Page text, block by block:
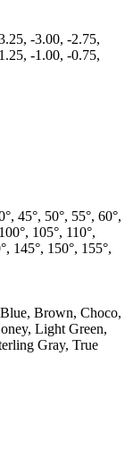
-3.00, -2.75,
-1.00, -0.75,
45°, 50°, 55°, 60°,
105°, 110°,
145°, 150°, 155°,
Brown, Choco,
Light Green,
Gray, True